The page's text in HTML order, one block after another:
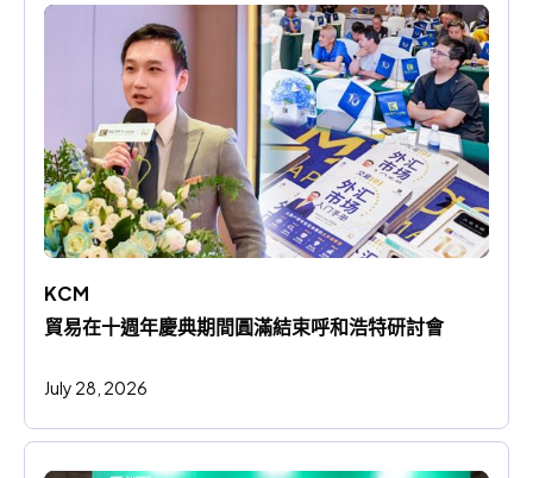
KCM
貿易在十週年慶典期間圓滿結束呼和浩特研討會
July 28, 2026